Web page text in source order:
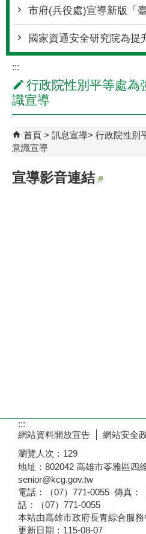
市府(兵役處)宣導新版「臺灣全民安全指引
國家資通安全研究院為提升資安意識，發
:::
行政院性別平等處為
識宣導
首頁 訊息宣導
行政院性別
意識宣導
宣導影音連結
:::
網站資料開放宣告
網站安全
瀏覽人次： 129
地址：802042 高雄市苓雅區四
senior@kcg.gov.tw
電話：（07）771-0055 傳真：
話：（07）
本站由高雄市政府長青綜合服
更新日期： 115-08-07